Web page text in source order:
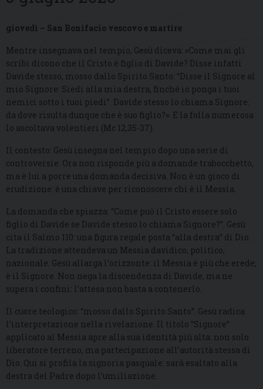
giovedì – San Bonifacio vescovo e martire
Mentre insegnava nel tempio, Gesù diceva: «Come mai gli
scribi dicono che il Cristo è figlio di Davide? Disse infatti
Davide stesso, mosso dallo Spirito Santo: “Disse il Signore al
mio Signore: Siedi alla mia destra, finché io ponga i tuoi
nemici sotto i tuoi piedi”. Davide stesso lo chiama Signore:
da dove risulta dunque che è suo figlio?». E la folla numerosa
lo ascoltava volentieri (Mc 12,35-37).
Il contesto: Gesù insegna nel tempio dopo una serie di
controversie. Ora non risponde più a domande trabocchetto,
ma è lui a porre una domanda decisiva. Non è un gioco di
erudizione: è una chiave per riconoscere chi è il Messia.
La domanda che spiazza: “Come può il Cristo essere solo
figlio di Davide se Davide stesso lo chiama Signore?”. Gesù
cita il Salmo 110: una figura regale posta “alla destra” di Dio.
La tradizione attendeva un Messia davidico, politico,
nazionale. Gesù allarga l’orizzonte: il Messia è più che erede;
è il Signore. Non nega la discendenza di Davide, ma ne
supera i confini: l’attesa non basta a contenerlo.
Il cuore teologico: “mosso dallo Spirito Santo”. Gesù radica
l’interpretazione nella rivelazione. Il titolo “Signore”
applicato al Messia apre alla sua identità più alta: non solo
liberatore terreno, ma partecipazione all’autorità stessa di
Dio. Qui si profila la signoria pasquale: sarà esaltato alla
destra del Padre dopo l’umiliazione.